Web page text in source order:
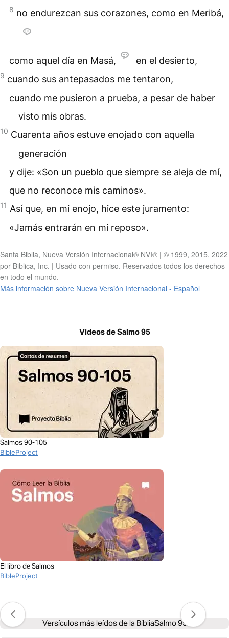
8 no endurezcan sus corazones, como en Meribá,
como aquel día en Masá, en el desierto,
9 cuando sus antepasados me tentaron,
cuando me pusieron a prueba, a pesar de haber
visto mis obras.
10 Cuarenta años estuve enojado con aquella
generación
y dije: «Son un pueblo que siempre se aleja de mí,
que no reconoce mis caminos».
11 Así que, en mi enojo, hice este juramento:
«Jamás entrarán en mi reposo».
Santa Biblia, Nueva Versión Internacional® NVI® | © 1999, 2015, 2022
por Biblica, Inc. | Usado con permiso. Reservados todos los derechos
en todo el mundo.
Más información sobre Nueva Versión Internacional - Español
Videos de Salmo 95
Salmos 90-105
BibleProject
El libro de Salmos
BibleProject
Versículos más leídos de la BibliaSalmo 95